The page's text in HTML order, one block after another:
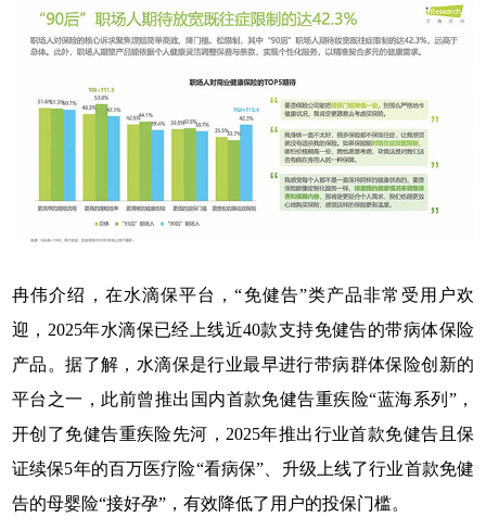
冉伟介绍，在水滴保平台，“免健告”类产品非常受用户欢
迎，2025年水滴保已经上线近40款支持免健告的带病体保险
产品。据了解，水滴保是行业最早进行带病群体保险创新的
平台之一，此前曾推出国内首款免健告重疾险“蓝海系列”，
开创了免健告重疾险先河，2025年推出行业首款免健告且保
证续保5年的百万医疗险“看病保”、升级上线了行业首款免健
告的母婴险“接好孕”，有效降低了用户的投保门槛。